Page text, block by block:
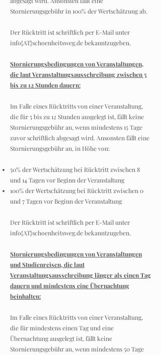
Stornierungsgebühr in 100% der Wertschätzung ab.
Der Rücktritt ist schriftlich per E-Mail unter
info{AT}schoenheitsweg.de bekanntzugeben.
Stornierungsbedingungen von Veranstaltungen,
die laut Veranstaltungsausschreibung zwischen 5
bis zu 12 Stunden dauern:
Im Falle eines Rücktritts von einer Veranstaltung,
die für 5 bis zu 12 Stunden ausgelegt ist, fällt keine
Stornierungsgebühr an, wenn mindestens 15 Tage
zuvor schriftlich abgesagt wird. Ansonsten fällt eine
Stornierungsgebühr an, in Höhe von:
50% der Wertschätzung bei Rücktritt zwischen 8
und 14 Tagen vor Beginn der Veranstaltung
100% der Wertschätzung bei Rücktritt zwischen 0
und 7 Tagen vor Beginn der Veranstaltung
Der Rücktritt ist schriftlich per E-Mail unter
info{AT}schoenheitsweg.de bekanntzugeben.
Stornierungsbedingungen von Veranstaltungen
und Studienreisen, die laut
Veranstaltungsausschreibung länger als einen Tag
dauern und mindestens eine Übernachtung
beinhalten:
Im Falle eines Rücktritts von einer Veranstaltung,
die für mindestens einen Tag und eine
Übernachtung ausgelegt ist, fällt keine
Stornierungsgebühr an, wenn mindestens 50 Tage